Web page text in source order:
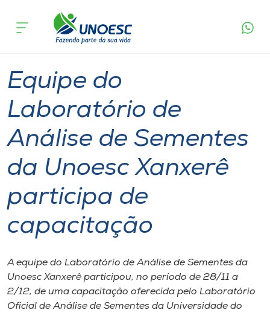
Cursos
Pesquisa
Atendimento ao Estudante
Portal de Ensino
A
Unoesc
Internacionalização
I.nova
acontece
Equipe do
Laboratório de
Análise de Sementes
da Unoesc Xanxerê
participa de
capacitação
A equipe do Laboratório de Análise de Sementes da
Unoesc Xanxerê participou, no período de 28/11 a
2/12, de uma capacitação oferecida pelo Laboratório
Oficial de Análise de Sementes da Universidade do